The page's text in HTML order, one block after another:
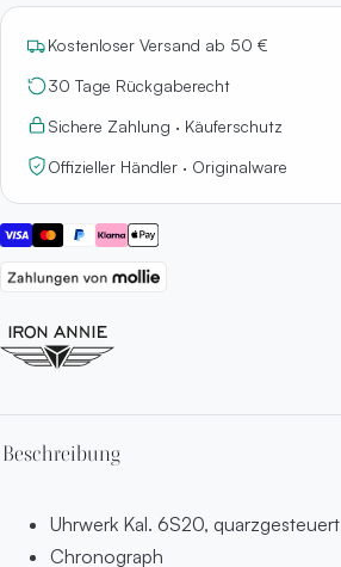
Kostenloser Versand ab 50 €
30 Tage Rückgaberecht
Sichere Zahlung · Käuferschutz
Offizieller Händler · Originalware
Beschreibung
Uhrwerk Kal. 6S20, quarzgesteuert
Chronograph